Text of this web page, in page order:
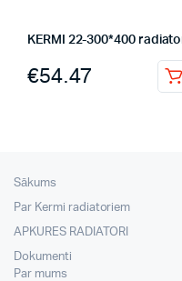
KERMI 22-300*400
€54.47
Sākums
Par Kermi radiatoriem
APKURES RADIATORI
Dokumenti
Par mums